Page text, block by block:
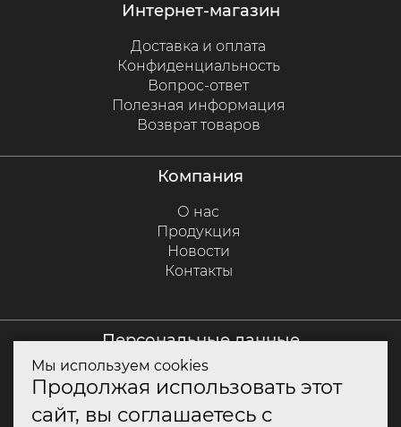
интернет-магазин
Доставка и оплата
Конфиденциальность
Вопрос-ответ
Полезная информация
Возврат товаров
компания
О нас
Продукция
Новости
Контакты
персональные данные
Политика куки
Политика конфиденциальности
Согласие на обработку персональных данных
Мы используем cookies
Продолжая использовать этот
сайт, вы соглашаетесь с